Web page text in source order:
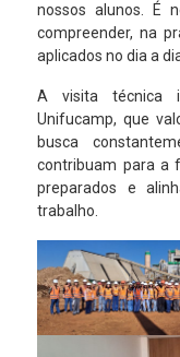
nossos alunos. É
compreender, na
aplicados no dia a
A visita técnica
Unifucamp, que
busca
contribuam para a
preparados e
trabalho.